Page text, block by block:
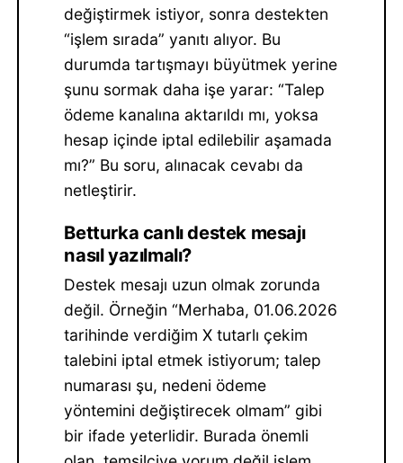
değiştirmek istiyor, sonra destekten
“işlem sırada” yanıtı alıyor. Bu
durumda tartışmayı büyütmek yerine
şunu sormak daha işe yarar: “Talep
ödeme kanalına aktarıldı mı, yoksa
hesap içinde iptal edilebilir aşamada
mı?” Bu soru, alınacak cevabı da
netleştirir.
Betturka canlı destek mesajı
nasıl yazılmalı?
Destek mesajı uzun olmak zorunda
değil. Örneğin “Merhaba, 01.06.2026
tarihinde verdiğim X tutarlı çekim
talebini iptal etmek istiyorum; talep
numarası şu, nedeni ödeme
yöntemini değiştirecek olmam” gibi
bir ifade yeterlidir. Burada önemli